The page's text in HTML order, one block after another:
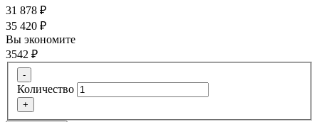
31 878 ₽
35 420 ₽
Вы экономите
3542 ₽
-
Количество
+